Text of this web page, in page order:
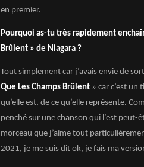
en premier.
Pourquoi as-tu très rapidement
Brûlent » de Niagara ?
Tout simplement car j’avais envie de
Que Les Champs Brûlent » car c’est un
qu’elle est, de ce qu’elle représente.
penché sur une chanson qui l’est peut-
morceau que j’aime tout
2021, je me suis dit ok, je fais ma